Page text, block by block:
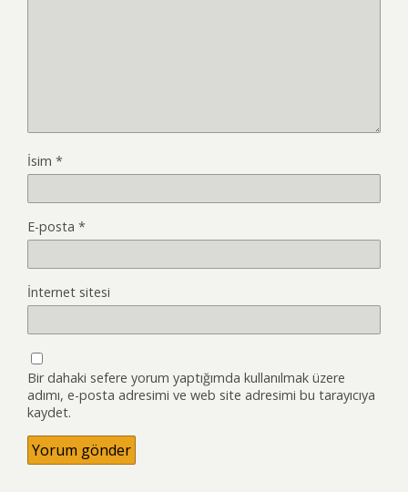
İsim *
E-posta *
İnternet sitesi
Bir dahaki sefere yorum yaptığımda kullanılmak üzere
adımı, e-posta adresimi ve web site adresimi bu tarayıcıya
kaydet.